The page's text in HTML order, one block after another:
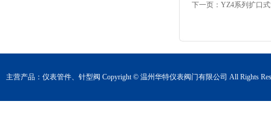
下一页： YZ4系列扩口
主营产品： 仪表管件、 针型阀 Copyright © 温州华特仪表阀门有限公司 All Rights